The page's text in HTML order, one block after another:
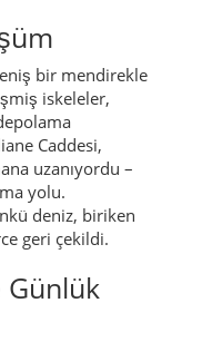
bir mendirekle
iskeleler,
Caddesi,
uzanıyordu –
yolu.
deniz, biriken
geri çekildi.
Günlük